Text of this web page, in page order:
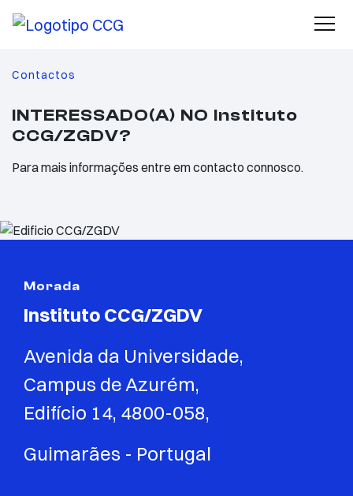
Contactos
INTERESSADO(A) NO Instituto
CCG/ZGDV?
Para mais informações entre em contacto connosco.
Morada
Instituto CCG/ZGDV
Avenida da Universidade,
Campus de Azurém,
Edifício 14, 4800-058,
Guimarães - Portugal